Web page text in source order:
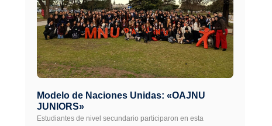
Modelo de Naciones Unidas: «OAJNU
JUNIORS»
Estudiantes de nivel secundario participaron en esta